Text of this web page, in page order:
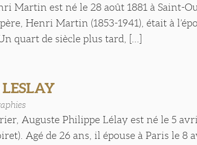
Martin est né le 28 août 1881 à Saint-
père, Henri Martin (1853-1941), était à
quart de siècle plus tard, [...]
Auguste Philippe Lélay est né le 5
Agé de 26 ans, il épouse à Paris le 8